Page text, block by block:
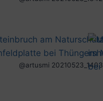
@artusmi 20210523_1403